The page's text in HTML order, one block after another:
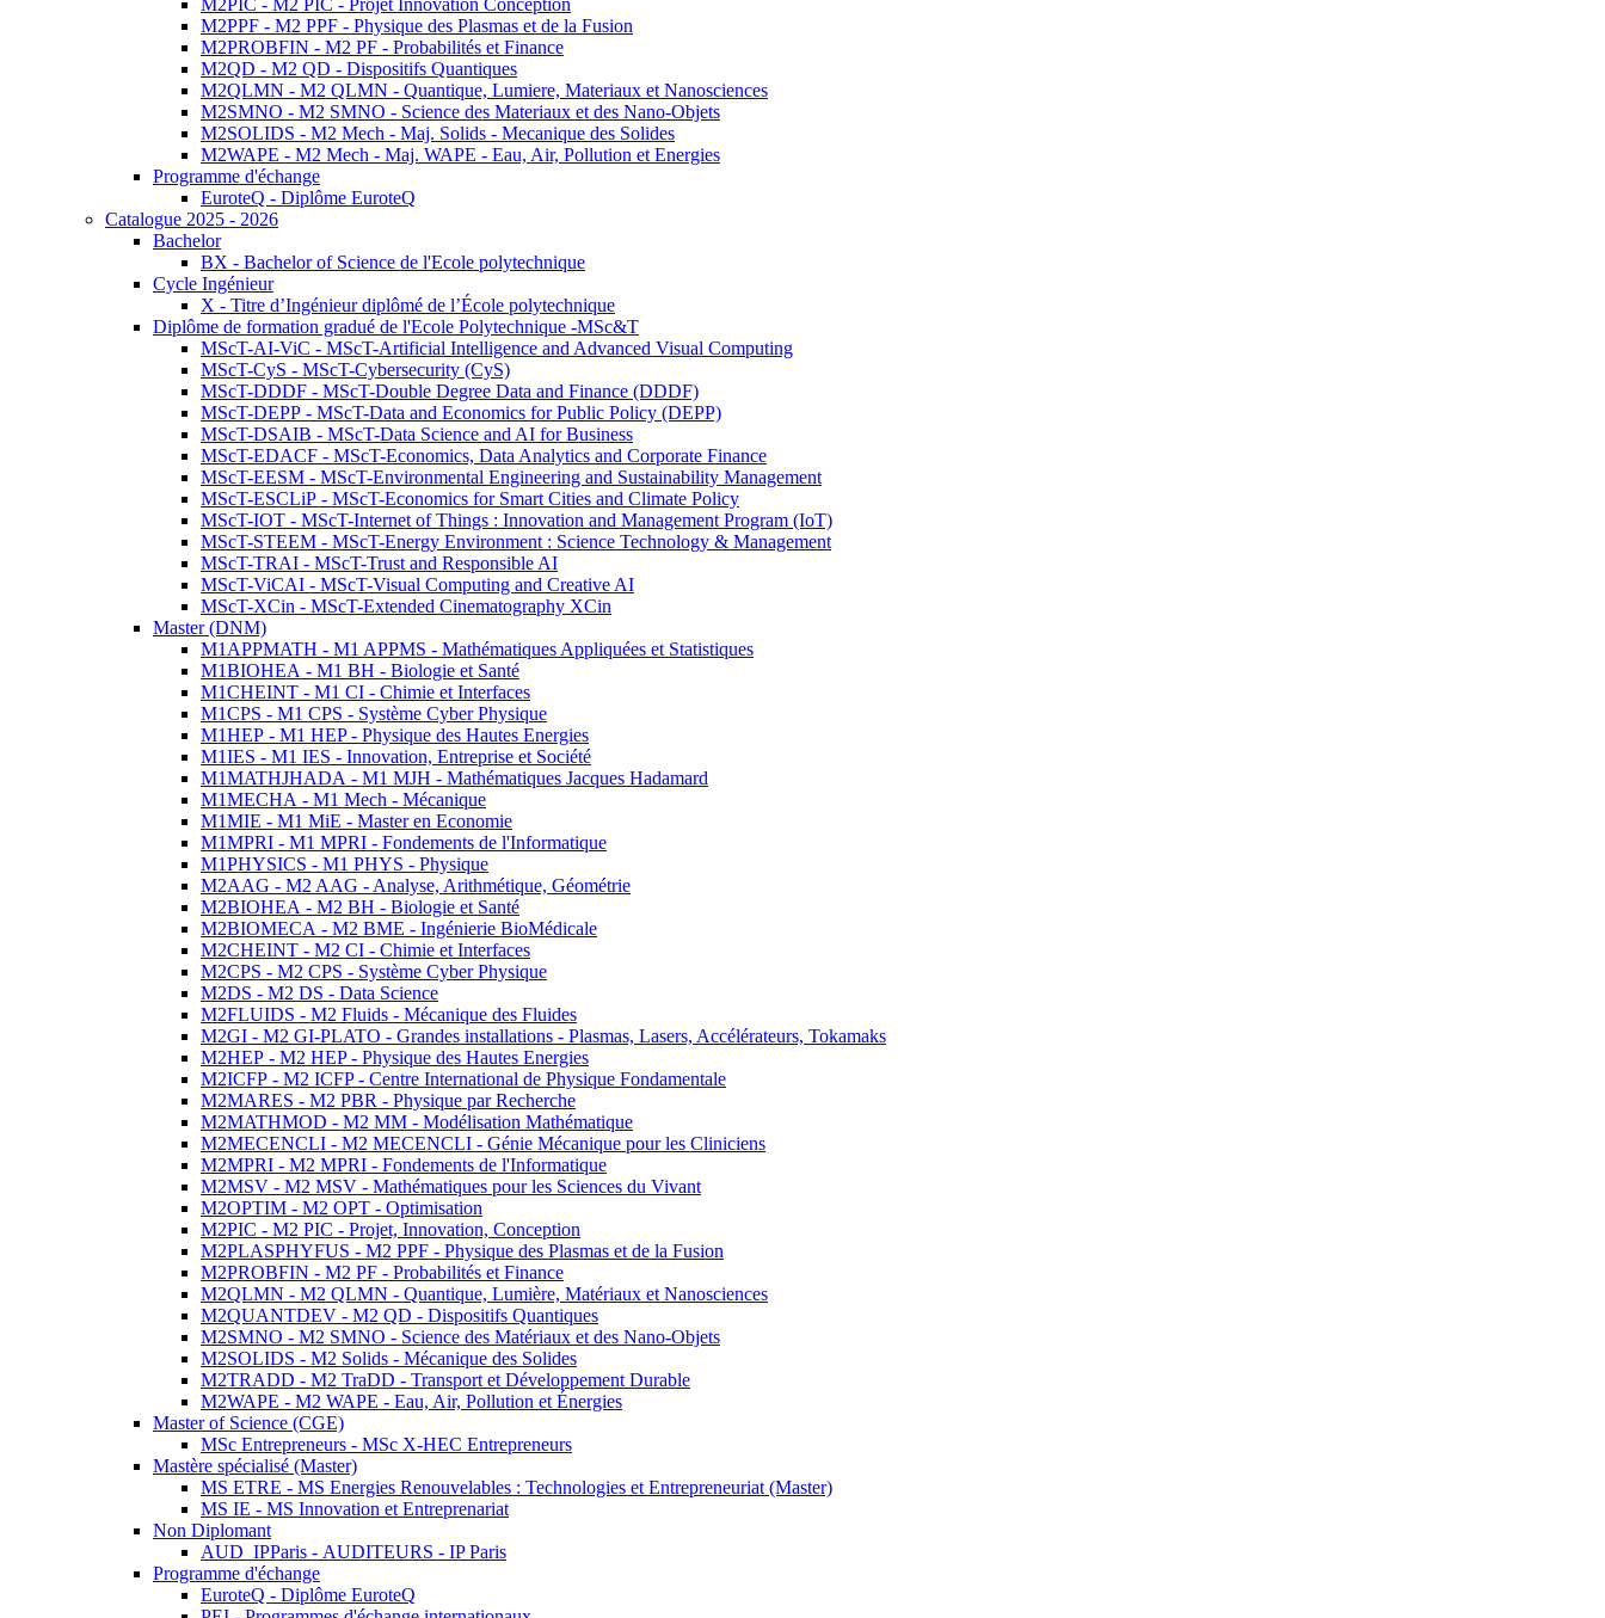
M2PIC - M2 PIC - Projet Innovation Conception
M2PPF - M2 PPF - Physique des Plasmas et de la Fusion
M2PROBFIN - M2 PF - Probabilités et Finance
M2QD - M2 QD - Dispositifs Quantiques
M2QLMN - M2 QLMN - Quantique, Lumiere, Materiaux et Nanosciences
M2SMNO - M2 SMNO - Science des Materiaux et des Nano-Objets
M2SOLIDS - M2 Mech - Maj. Solids - Mecanique des Solides
M2WAPE - M2 Mech - Maj. WAPE - Eau, Air, Pollution et Energies
Programme d'échange
EuroteQ - Diplôme EuroteQ
Catalogue 2025 - 2026
Bachelor
BX - Bachelor of Science de l'Ecole polytechnique
Cycle Ingénieur
X - Titre d’Ingénieur diplômé de l’École polytechnique
Diplôme de formation gradué de l'Ecole Polytechnique -MSc&T
MScT-AI-ViC - MScT-Artificial Intelligence and Advanced Visual Computing
MScT-CyS - MScT-Cybersecurity (CyS)
MScT-DDDF - MScT-Double Degree Data and Finance (DDDF)
MScT-DEPP - MScT-Data and Economics for Public Policy (DEPP)
MScT-DSAIB - MScT-Data Science and AI for Business
MScT-EDACF - MScT-Economics, Data Analytics and Corporate Finance
MScT-EESM - MScT-Environmental Engineering and Sustainability Management
MScT-ESCLiP - MScT-Economics for Smart Cities and Climate Policy
MScT-IOT - MScT-Internet of Things : Innovation and Management Program (IoT)
MScT-STEEM - MScT-Energy Environment : Science Technology & Management
MScT-TRAI - MScT-Trust and Responsible AI
MScT-ViCAI - MScT-Visual Computing and Creative AI
MScT-XCin - MScT-Extended Cinematography XCin
Master (DNM)
M1APPMATH - M1 APPMS - Mathématiques Appliquées et Statistiques
M1BIOHEA - M1 BH - Biologie et Santé
M1CHEINT - M1 CI - Chimie et Interfaces
M1CPS - M1 CPS - Système Cyber Physique
M1HEP - M1 HEP - Physique des Hautes Energies
M1IES - M1 IES - Innovation, Entreprise et Société
M1MATHJHADA - M1 MJH - Mathématiques Jacques Hadamard
M1MECHA - M1 Mech - Mécanique
M1MIE - M1 MiE - Master en Economie
M1MPRI - M1 MPRI - Fondements de l'Informatique
M1PHYSICS - M1 PHYS - Physique
M2AAG - M2 AAG - Analyse, Arithmétique, Géométrie
M2BIOHEA - M2 BH - Biologie et Santé
M2BIOMECA - M2 BME - Ingénierie BioMédicale
M2CHEINT - M2 CI - Chimie et Interfaces
M2CPS - M2 CPS - Système Cyber Physique
M2DS - M2 DS - Data Science
M2FLUIDS - M2 Fluids - Mécanique des Fluides
M2GI - M2 GI-PLATO - Grandes installations - Plasmas, Lasers, Accélérateurs, Tokamaks
M2HEP - M2 HEP - Physique des Hautes Energies
M2ICFP - M2 ICFP - Centre International de Physique Fondamentale
M2MARES - M2 PBR - Physique par Recherche
M2MATHMOD - M2 MM - Modélisation Mathématique
M2MECENCLI - M2 MECENCLI - Génie Mécanique pour les Cliniciens
M2MPRI - M2 MPRI - Fondements de l'Informatique
M2MSV - M2 MSV - Mathématiques pour les Sciences du Vivant
M2OPTIM - M2 OPT - Optimisation
M2PIC - M2 PIC - Projet, Innovation, Conception
M2PLASPHYFUS - M2 PPF - Physique des Plasmas et de la Fusion
M2PROBFIN - M2 PF - Probabilités et Finance
M2QLMN - M2 QLMN - Quantique, Lumière, Matériaux et Nanosciences
M2QUANTDEV - M2 QD - Dispositifs Quantiques
M2SMNO - M2 SMNO - Science des Matériaux et des Nano-Objets
M2SOLIDS - M2 Solids - Mécanique des Solides
M2TRADD - M2 TraDD - Transport et Développement Durable
M2WAPE - M2 WAPE - Eau, Air, Pollution et Énergies
Master of Science (CGE)
MSc Entrepreneurs - MSc X-HEC Entrepreneurs
Mastère spécialisé (Master)
MS ETRE - MS Energies Renouvelables : Technologies et Entrepreneuriat (Master)
MS IE - MS Innovation et Entreprenariat
Non Diplomant
AUD_IPParis - AUDITEURS - IP Paris
Programme d'échange
EuroteQ - Diplôme EuroteQ